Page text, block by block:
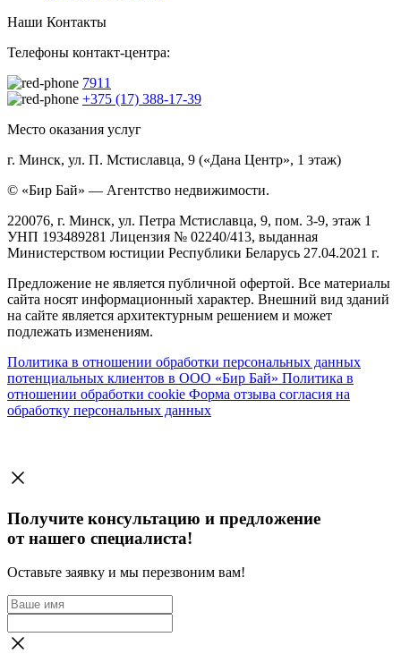
Наши Контакты
Телефоны контакт-центра:
7911
+375 (17) 388-17-39
Место оказания услуг
г. Минск, ул. П. Мстиславца, 9 («Дана Центр», 1 этаж)
© «Бир Бай» — Агентство недвижимости.
220076, г. Минск, ул. Петра Мстиславца, 9, пом. 3-9, этаж 1
УНП 193489281 Лицензия № 02240/413, выданная
Министерством юстиции Республики Беларусь 27.04.2021 г.
Предложение не является публичной офертой. Все материалы
сайта носят информационный характер. Внешний вид зданий
на сайте является архитектурным решением и может
подлежать изменениям.
Политика в отношении обработки персональных данных
потенциальных клиентов в ООО «Бир Бай» Политика в
отношении обработки cookie Форма отзыва согласия на
обработку персональных данных
Получите консультацию и предложение
от нашего специалиста!
Оставьте заявку и мы перезвоним вам!